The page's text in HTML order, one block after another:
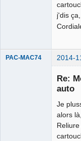
j'dis
PAC-MAC74 2014-
Re:
auto
Je
alors